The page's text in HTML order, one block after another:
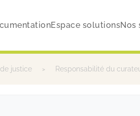
Espace solutionsNos
justice Responsabilité du